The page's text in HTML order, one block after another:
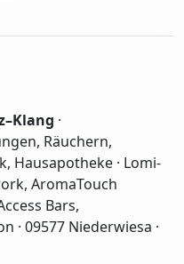
·
Räuchern,
Hausapotheke · Lomi-
AromaTouch
Bars,
· 09577 Niederwiesa ·